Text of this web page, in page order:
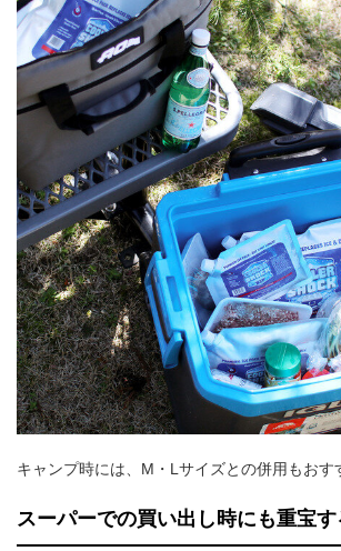
キャンプ時には、M・Lサイズとの併用もおす
スーパーでの買い出し時にも重宝